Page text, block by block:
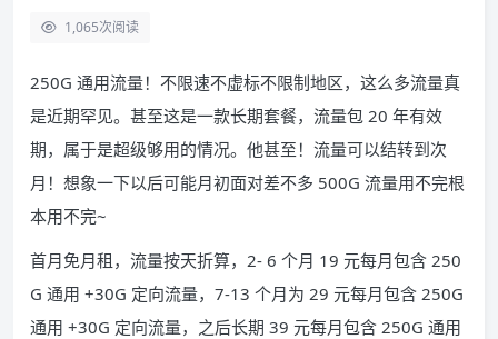
1,065次阅读
250G 通用流量！不限速不虚标不限制地区，这么多流量真
是近期罕见。甚至这是一款长期套餐，流量包 20 年有效
期，属于是超级够用的情况。他甚至！流量可以结转到次
月！想象一下以后可能月初面对差不多 500G 流量用不完根
本用不完~
首月免月租，流量按天折算，2- 6 个月 19 元每月包含 250
G 通用 +30G 定向流量，7-13 个月为 29 元每月包含 250G
通用 +30G 定向流量，之后长期 39 元每月包含 250G 通用